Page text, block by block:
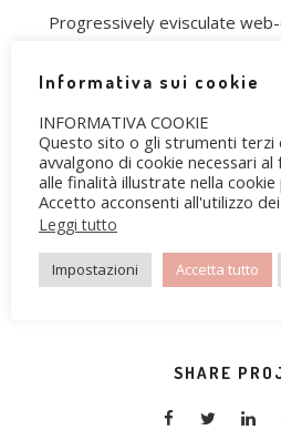
Progressively evisculate
TOOLS USED
Design
VIEW PROJECT
SHARE
Informativa sui cookie
INFORMATIVA COOKIE
Questo sito o gli strumenti terzi
avvalgono di cookie necessari
alle finalità illustrate nella cookie
Accetto acconsenti all'utilizzo
Leggi tutto
Impostazioni Accetta tutto